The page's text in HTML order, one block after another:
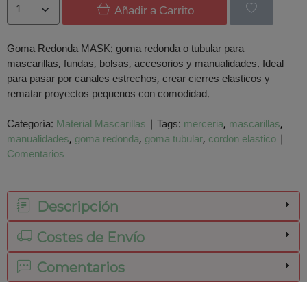
Añadir a Carrito
Goma Redonda MASK: goma redonda o tubular para
mascarillas, fundas, bolsas, accesorios y manualidades. Ideal
para pasar por canales estrechos, crear cierres elasticos y
rematar proyectos pequenos con comodidad.
Categoría: Material Mascarillas | Tags: merceria mascarillas
manualidades goma redonda goma tubular cordon elastico |
Comentarios
Descripción
Costes de Envío
Comentarios